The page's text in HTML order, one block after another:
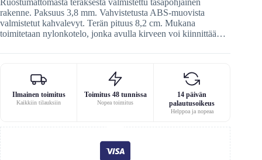
rakenne. Paksuus 3,8 mm. Vahvistetusta ABS-muovista
valmistetut kahvalevyt. Terän pituus 8,2 cm. Mukana
toimitetaan nylonkotelo, jonka avulla kirveen voi kiinnittää…
Ilmainen toimitus
Kaikkiin tilauksiin
Toimitus 48 tunnissa
Nopea toimitus
14 päivän
palautusoikeus
Helppoa ja nopeaa